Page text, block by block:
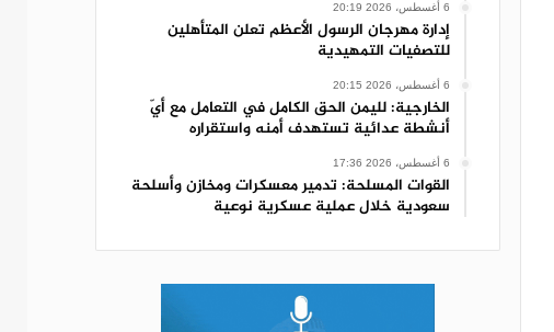
6 أغسطس، 2026 20:19
إدارة مهرجان الرسول الأعظم تعلن المتأهلين
للتصفيات التمهيدية
6 أغسطس، 2026 20:15
الخارجية: لليمن الحق الكامل في التعامل مع أيّ
أنشطة عدائية تستهدف أمنه واستقراره
6 أغسطس، 2026 17:36
القوات المسلحة: تدمير معسكرات ومخازن وأسلحة
سعودية خلال عملية عسكرية نوعية